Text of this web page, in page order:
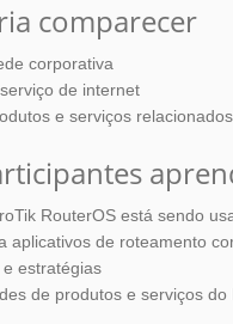
comparecer
corporativa
de internet
e serviços
RouterOS está sendo
aplicativos de roteamento
estratégias
de produtos e serviços do